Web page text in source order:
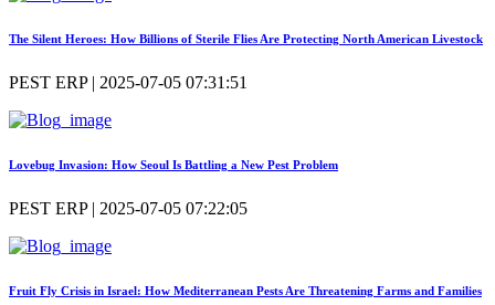
The Silent Heroes: How Billions of Sterile Flies Are Protecting North American Livestock
PEST ERP | 2025-07-05 07:31:51
Lovebug Invasion: How Seoul Is Battling a New Pest Problem
PEST ERP | 2025-07-05 07:22:05
Fruit Fly Crisis in Israel: How Mediterranean Pests Are Threatening Farms and Families